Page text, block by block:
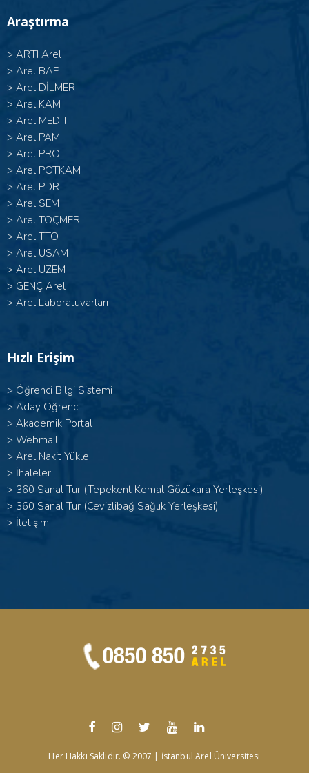
Araştırma
> ARTI Arel
> Arel BAP
> Arel DİLMER
> Arel KAM
> Arel MED-I
> Arel PAM
> Arel PRO
> Arel POTKAM
> Arel PDR
> Arel SEM
> Arel TOÇMER
> Arel TTO
> Arel USAM
> Arel UZEM
> GENÇ Arel
> Arel Laboratuvarları
Hızlı Erişim
> Öğrenci Bilgi Sistemi
> Aday Öğrenci
> Akademik Portal
> Webmail
> Arel Nakit Yükle
> İhaleler
> 360 Sanal Tur (Tepekent Kemal Gözükara Yerleşkesi)
> 360 Sanal Tur (Cevizlibağ Sağlık Yerleşkesi)
> İletişim
Her Hakkı Saklıdır. © 2007 | İstanbul Arel Üniversitesi